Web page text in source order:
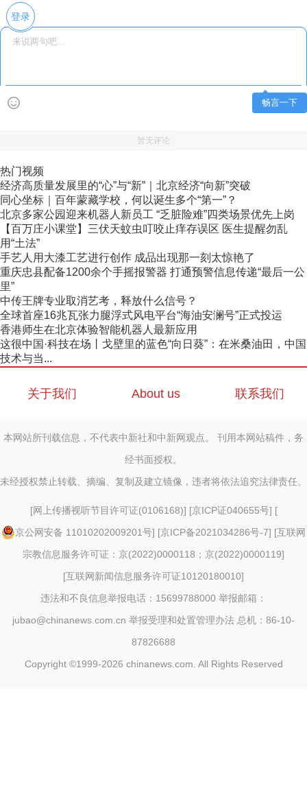
登录
畅言一下
暂无评论
热门视频
经济高质量发展里的“心”与“新”｜北京经济“向新”突破
同心坐标｜百年蒙藏学校，何以诞生多个“第一”？
北京多家公园迎来机器人新员工 “乏脏险难”四类场景优先上岗
【百万庄小课堂】三伏天蚊虫叮咬止痒存误区 医生提醒勿乱
用“土法”
手艺人用大漆工艺进行创作 成品出现那一刻太惊艳了
重庆忠县配备1200余个手摇报警器 打通预警信息传递“最后一公
里”
中传王牌专业取消艺考，释放什么信号？
全球首座16兆瓦张力腿浮式风电平台“海油安澜号”正式投运
香港师生在北京体验智能机器人最新应用
这很中国·科技在场丨戈壁里的蓝色“向日葵”：在米桑油田，中国
技术与当...
关于我们 About us 联系我们
本网站所刊载信息，不代表中新社和中新网观点。 刊用本网站稿件，务
经书面授权。
未经授权禁止转载、摘编、复制及建立镜像，违者将依法追究法律责任。
[网上传播视听节目许可证(0106168)] [京ICP证040655号] [
京公网安备 11010202009201号] [京ICP备2021034286号-7] [互联网
宗教信息服务许可证：京(2022)0000118；京(2022)0000119]
[互联网新闻信息服务许可证10120180010]
违法和不良信息举报电话：15699788000 举报邮箱：
jubao@chinanews.com.cn 举报受理和处置管理办法 总机：86-10-
87826688
Copyright ©1999-2026 chinanews.com. All Rights Reserved